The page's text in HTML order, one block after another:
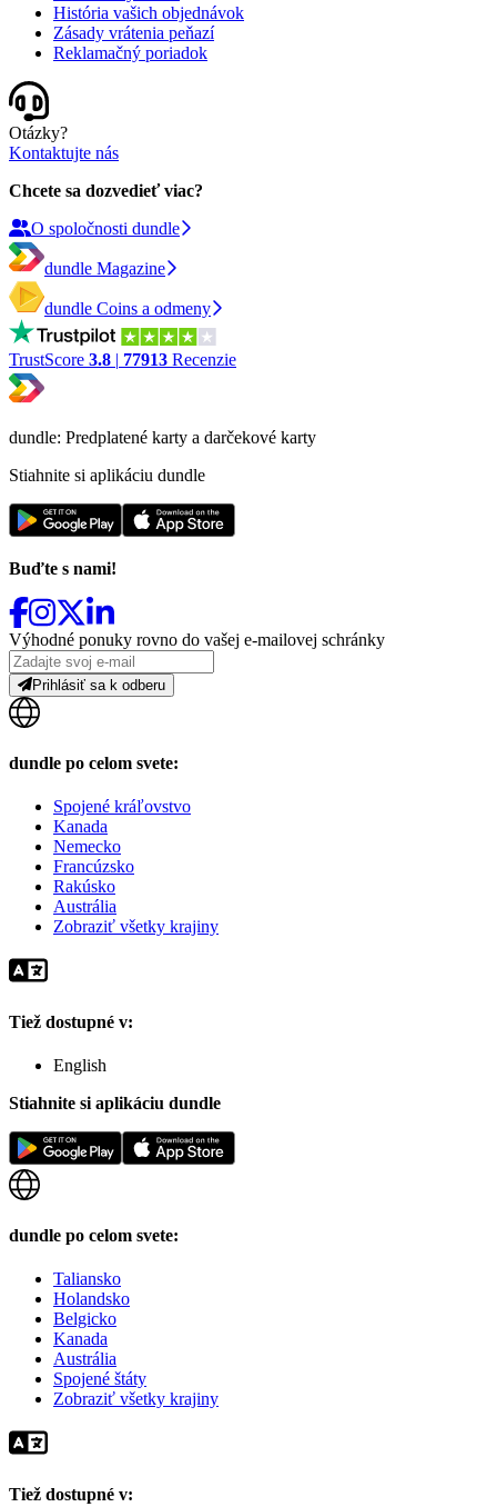
História vašich objednávok
Zásady vrátenia peňazí
Reklamačný poriadok
Otázky?
Kontaktujte nás
Chcete sa dozvedieť viac?
O spoločnosti dundle
dundle Magazine
dundle Coins a odmeny
TrustScore 3.8 | 77913 Recenzie
dundle: Predplatené karty a darčekové karty
Stiahnite si aplikáciu dundle
Buďte s nami!
Výhodné ponuky rovno do vašej e-mailovej schránky
Prihlásiť sa k odberu
dundle po celom svete:
Spojené kráľovstvo
Kanada
Nemecko
Francúzsko
Rakúsko
Austrália
Zobraziť všetky krajiny
Tiež dostupné v:
English
Stiahnite si aplikáciu dundle
dundle po celom svete:
Taliansko
Holandsko
Belgicko
Kanada
Austrália
Spojené štáty
Zobraziť všetky krajiny
Tiež dostupné v: